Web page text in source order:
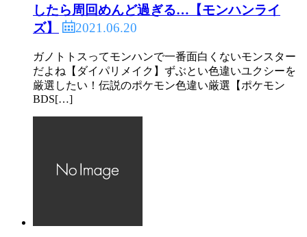
したら周回めんど過ぎる…【モンハンライ
ズ】
2021.06.20
ガノトトスってモンハンで一番面白くないモンスター
だよね【ダイパリメイク】ずぶとい色違いユクシーを
厳選したい！伝説のポケモン色違い厳選【ポケモン
BDS[…]